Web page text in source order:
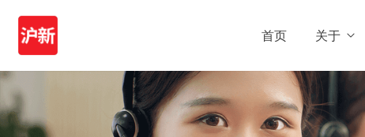
首页 关于